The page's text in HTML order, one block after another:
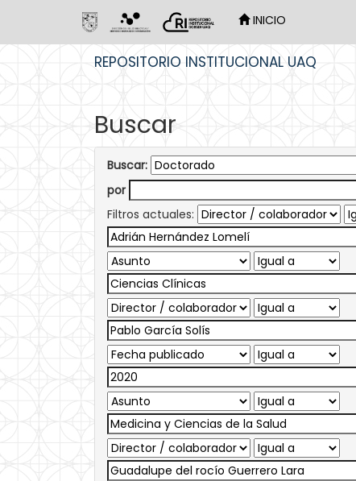
INICIO
REPOSITORIO INSTITUCIONAL UAQ
Buscar
Buscar:
por
Filtros actuales: